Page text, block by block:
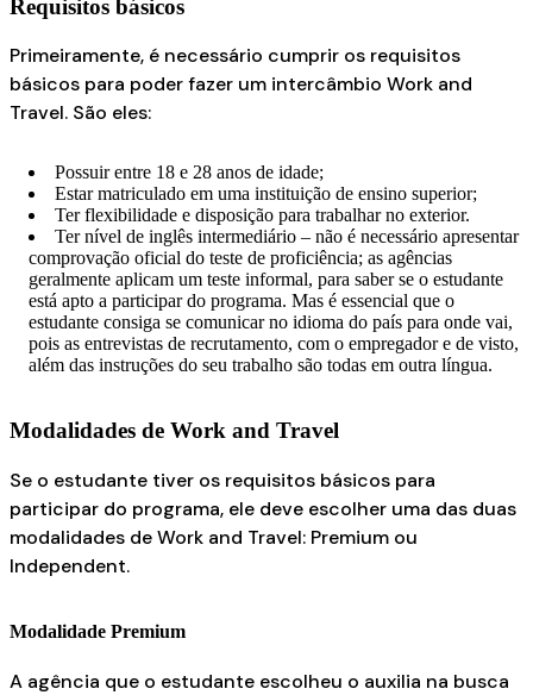
Requisitos básicos
Primeiramente, é necessário cumprir os requisitos
básicos para poder fazer um intercâmbio Work and
Travel. São eles:
Possuir entre 18 e 28 anos de idade;
Estar matriculado em uma instituição de ensino superior;
Ter flexibilidade e disposição para trabalhar no exterior.
Ter nível de inglês intermediário – não é necessário apresentar
comprovação oficial do teste de proficiência; as agências
geralmente aplicam um teste informal, para saber se o estudante
está apto a participar do programa. Mas é essencial que o
estudante consiga se comunicar no idioma do país para onde vai,
pois as entrevistas de recrutamento, com o empregador e de visto,
além das instruções do seu trabalho são todas em outra língua.
Modalidades de Work and Travel
Se o estudante tiver os requisitos básicos para
participar do programa, ele deve escolher uma das duas
modalidades de Work and Travel: Premium ou
Independent.
Modalidade Premium
A agência que o estudante escolheu o auxilia na busca